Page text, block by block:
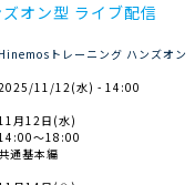
オン型 ライブ配信
Hinemosトレーニング ハンズオン
11/12(水) - 14:00
月12日(水)
～18:00
通基本編